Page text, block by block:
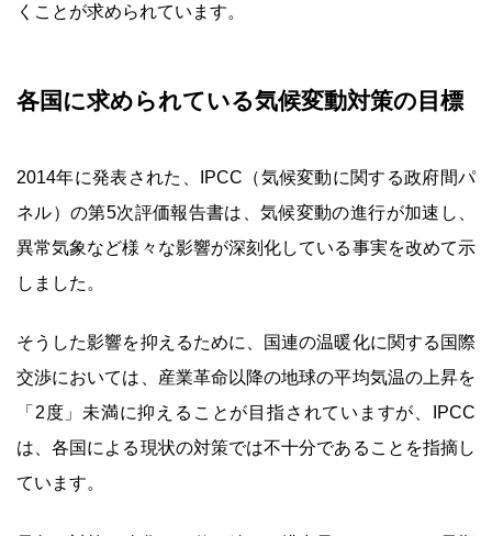
くことが求められています。
各国に求められている気候変動対策の目標
2014年に発表された、IPCC（気候変動に関する政府間パ
ネル）の第5次評価報告書は、気候変動の進行が加速し、
異常気象など様々な影響が深刻化している事実を改めて示
しました。
そうした影響を抑えるために、国連の温暖化に関する国際
交渉においては、産業革命以降の地球の平均気温の上昇を
「2度」未満に抑えることが目指されていますが、IPCC
は、各国による現状の対策では不十分であることを指摘し
ています。